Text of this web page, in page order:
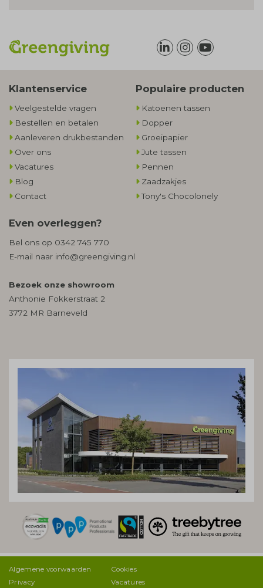
Klantenservice
Veelgestelde vragen
Bestellen en betalen
Aanleveren drukbestanden
Over ons
Vacatures
Blog
Contact
Populaire producten
Katoenen tassen
Dopper
Groeipapier
Jute tassen
Pennen
Zaadzakjes
Tony's Chocolonely
Even overleggen?
Bel ons op 0342 745 770
E-mail naar info@greengiving.nl
Bezoek onze showroom
Anthonie Fokkerstraat 2
3772 MR Barneveld
Algemene voorwaarden
Privacy
Cookies
Vacatures